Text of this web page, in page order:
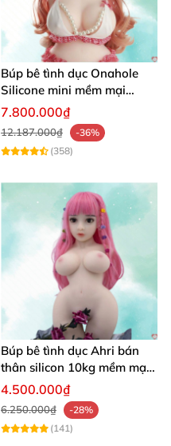
Búp bê tình dục Onahole
Silicone mini mềm mại
54cm
7.800.000₫
12.187.000₫
-36%
(358)
Búp bê tình dục Ahri bán
thân silicon 10kg mềm mại
giá rẻ
4.500.000₫
6.250.000₫
-28%
(141)